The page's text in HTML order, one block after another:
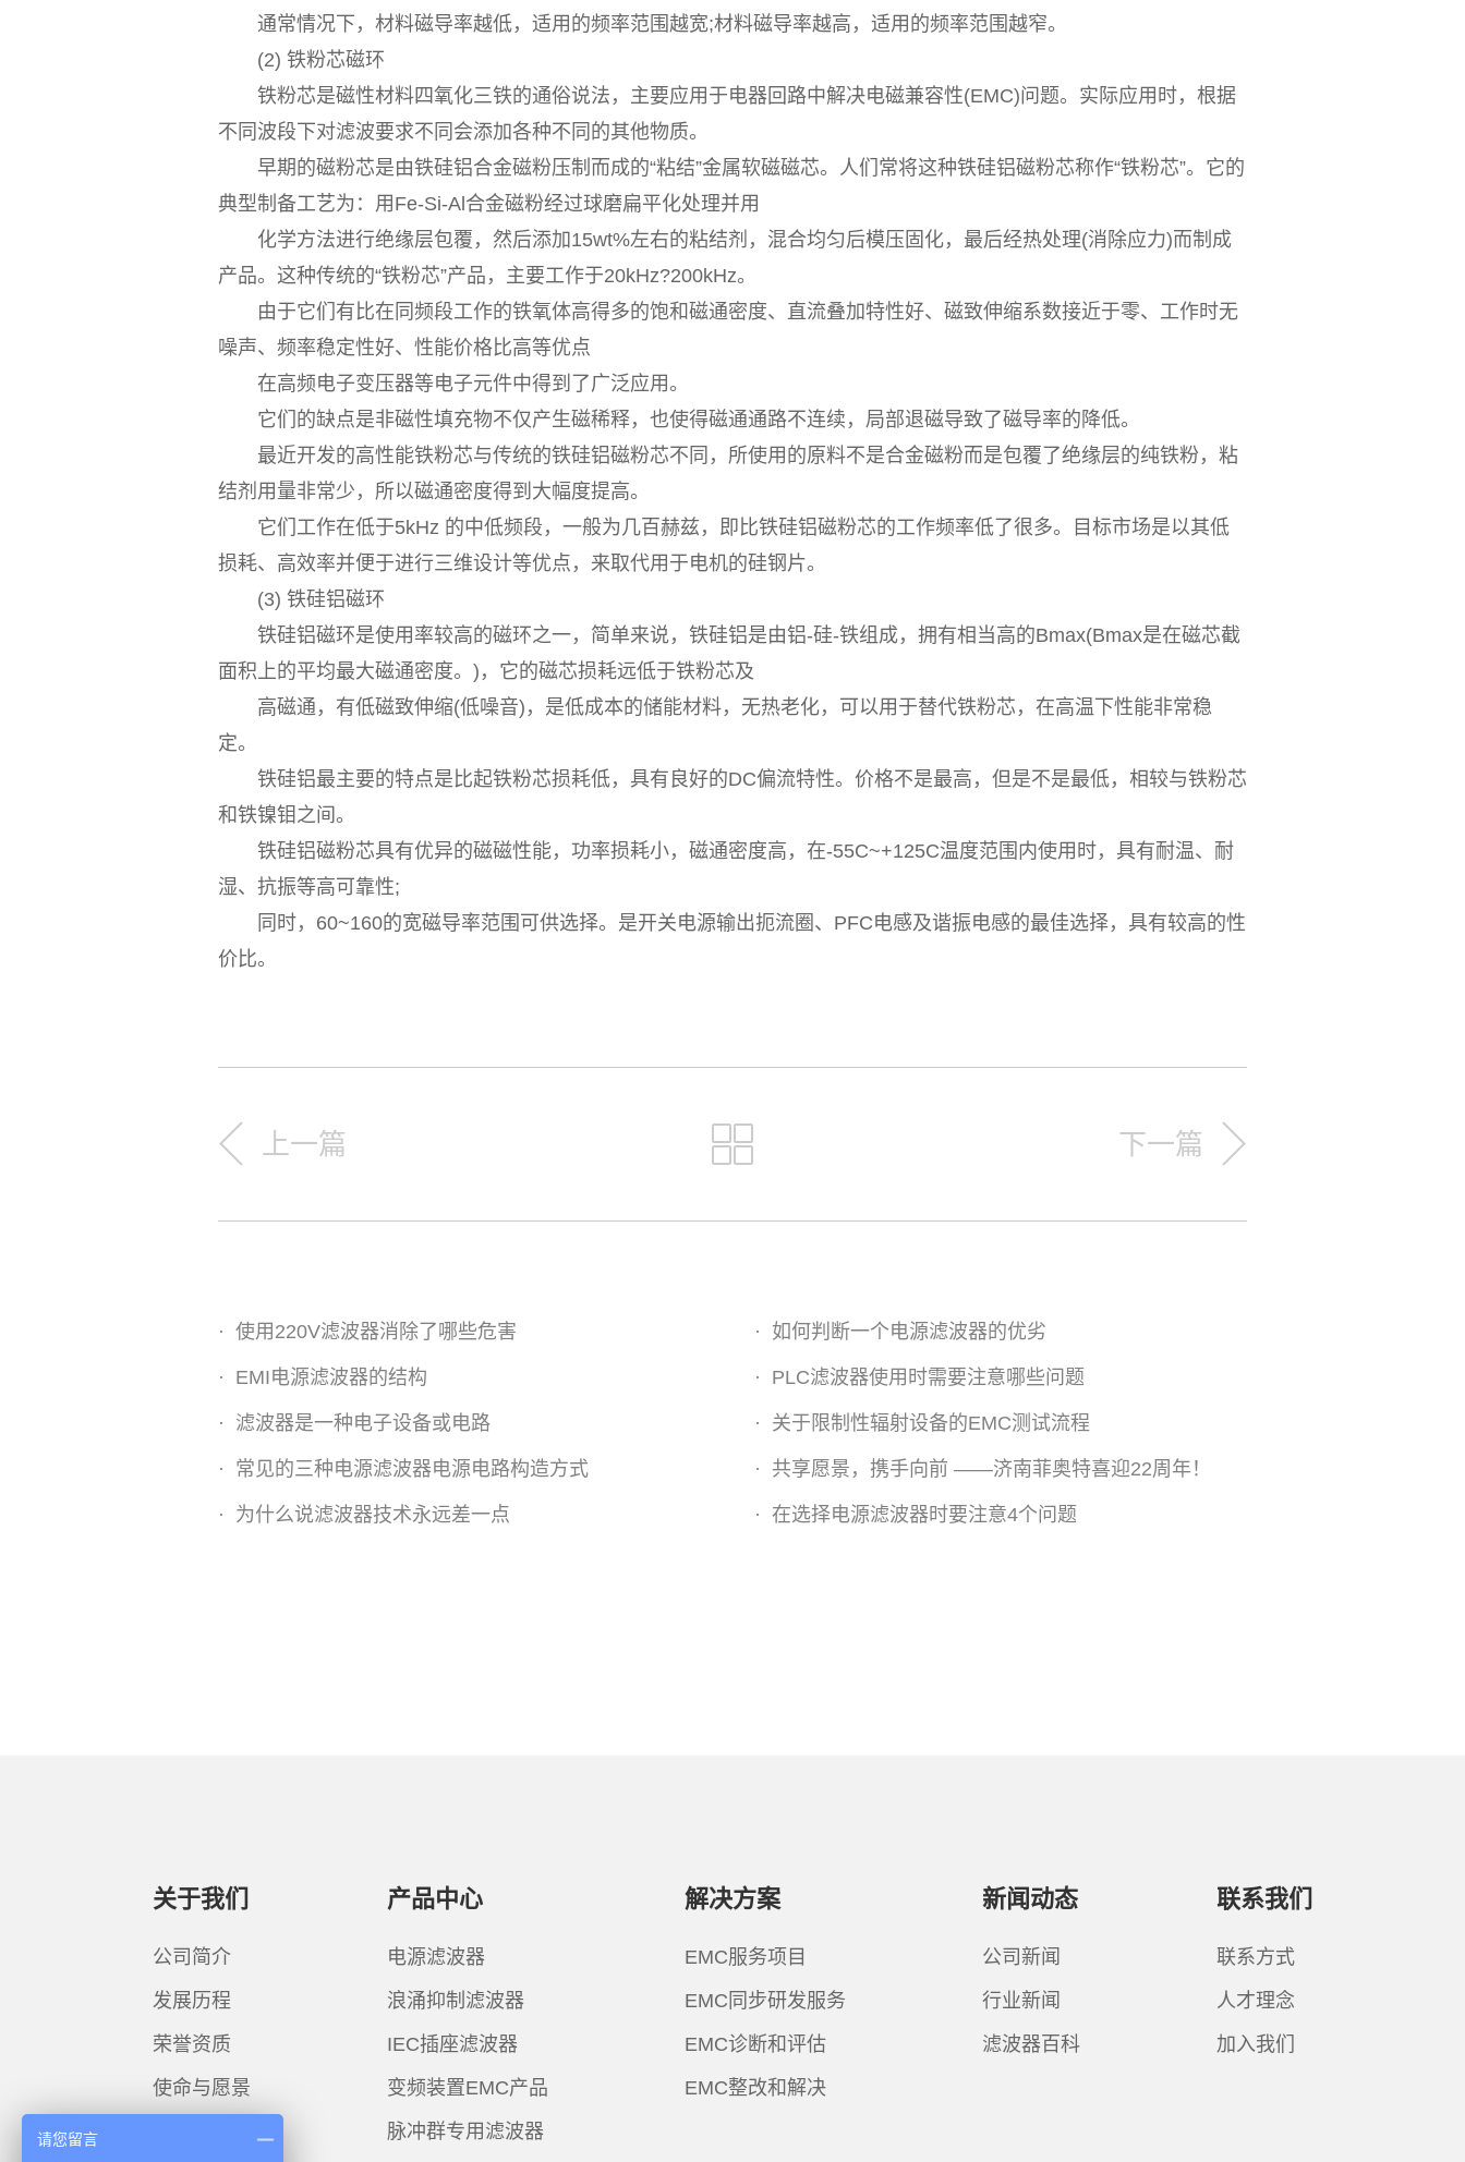
通常情况下，材料磁导率越低，适用的频率范围越宽;材料磁导率越高，适用的频率范围越窄。
(2) 铁粉芯磁环
铁粉芯是磁性材料四氧化三铁的通俗说法，主要应用于电器回路中解决电磁兼容性(EMC)问题。实际应用时，根据
不同波段下对滤波要求不同会添加各种不同的其他物质。
早期的磁粉芯是由铁硅铝合金磁粉压制而成的“粘结”金属软磁磁芯。人们常将这种铁硅铝磁粉芯称作“铁粉芯”。它的
典型制备工艺为：用Fe-Si-Al合金磁粉经过球磨扁平化处理并用
化学方法进行绝缘层包覆，然后添加15wt%左右的粘结剂，混合均匀后模压固化，最后经热处理(消除应力)而制成
产品。这种传统的“铁粉芯”产品，主要工作于20kHz?200kHz。
由于它们有比在同频段工作的铁氧体高得多的饱和磁通密度、直流叠加特性好、磁致伸缩系数接近于零、工作时无
噪声、频率稳定性好、性能价格比高等优点
在高频电子变压器等电子元件中得到了广泛应用。
它们的缺点是非磁性填充物不仅产生磁稀释，也使得磁通通路不连续，局部退磁导致了磁导率的降低。
最近开发的高性能铁粉芯与传统的铁硅铝磁粉芯不同，所使用的原料不是合金磁粉而是包覆了绝缘层的纯铁粉，粘
结剂用量非常少，所以磁通密度得到大幅度提高。
它们工作在低于5kHz 的中低频段，一般为几百赫兹，即比铁硅铝磁粉芯的工作频率低了很多。目标市场是以其低
损耗、高效率并便于进行三维设计等优点，来取代用于电机的硅钢片。
(3) 铁硅铝磁环
铁硅铝磁环是使用率较高的磁环之一，简单来说，铁硅铝是由铝-硅-铁组成，拥有相当高的Bmax(Bmax是在磁芯截
面积上的平均最大磁通密度。)，它的磁芯损耗远低于铁粉芯及
高磁通，有低磁致伸缩(低噪音)，是低成本的储能材料，无热老化，可以用于替代铁粉芯，在高温下性能非常稳
定。
铁硅铝最主要的特点是比起铁粉芯损耗低，具有良好的DC偏流特性。价格不是最高，但是不是最低，相较与铁粉芯
和铁镍钼之间。
铁硅铝磁粉芯具有优异的磁磁性能，功率损耗小，磁通密度高，在-55C~+125C温度范围内使用时，具有耐温、耐
湿、抗振等高可靠性;
同时，60~160的宽磁导率范围可供选择。是开关电源输出扼流圈、PFC电感及谐振电感的最佳选择，具有较高的性
价比。
上一篇 下一篇
· 使用220V滤波器消除了哪些危害 · 如何判断一个电源滤波器的优劣
· EMI电源滤波器的结构 · PLC滤波器使用时需要注意哪些问题
· 滤波器是一种电子设备或电路 · 关于限制性辐射设备的EMC测试流程
· 常见的三种电源滤波器电源电路构造方式 · 共享愿景，携手向前 ——济南菲奥特喜迎22周年！
· 为什么说滤波器技术永远差一点 · 在选择电源滤波器时要注意4个问题
关于我们
公司简介
发展历程
荣誉资质
使命与愿景
产品中心
电源滤波器
浪涌抑制滤波器
IEC插座滤波器
变频装置EMC产品
脉冲群专用滤波器
解决方案
EMC服务项目
EMC同步研发服务
EMC诊断和评估
EMC整改和解决
新闻动态
公司新闻
行业新闻
滤波器百科
联系我们
联系方式
人才理念
加入我们
请您留言